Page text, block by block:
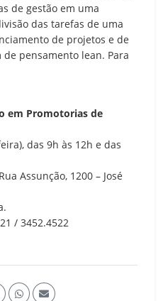
de gestão em uma
das tarefas de uma
de projetos e de
de pensamento lean. Para
em Promotorias de
das 9h às 12h e das
Assunção, 1200 – José
/ 3452.4522